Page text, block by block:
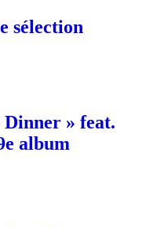
sélection
Dinner » feat.
album